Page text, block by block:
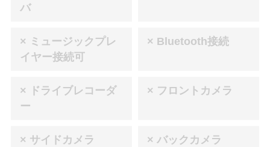
バ
× ミュージックプレ
イヤー接続可
× Bluetooth接続
× ドライブレコーダ
ー
× フロントカメラ
× サイドカメラ × バックカメラ